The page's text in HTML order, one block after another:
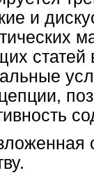
и
статей